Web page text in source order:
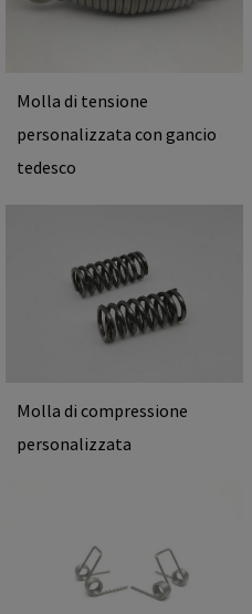
Molla di tensione
personalizzata con gancio
tedesco
Molla di compressione
personalizzata